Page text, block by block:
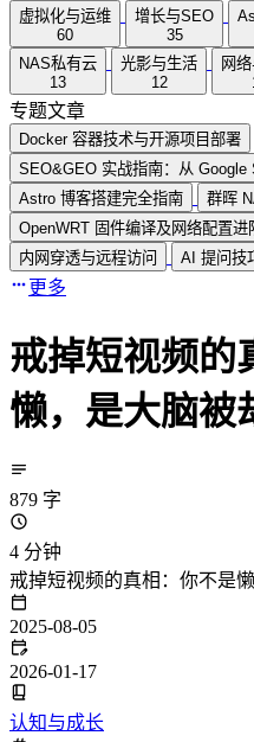
虚拟化与运维
60
增长与SEO
35
NAS私有云
13
光影与生活
12
网
专题文章
Docker 容器技术与开源项目部署
SEO&GEO 实战指南：从 Google
Astro 博客搭建完全指南
群晖
OpenWRT 固件编译及网络配置进
内网穿透与远程访问
AI 提问技
更多
戒掉短视频的
懒，是大脑被
879 字
4 分钟
戒掉短视频的真相：你不是
2025-08-05
2026-01-17
认知与成长